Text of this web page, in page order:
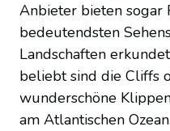
Anbieter bieten sogar
bedeutendsten
Landschaften
beliebt sind die Cliffs
wunderschöne
am Atlantischen